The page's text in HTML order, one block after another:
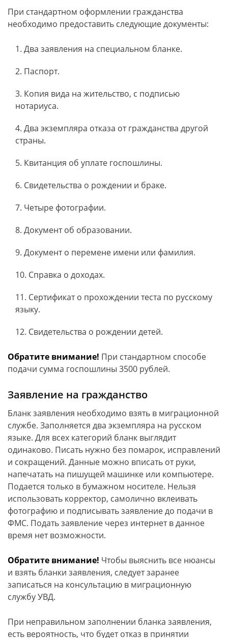
При стандартном оформлении гражданства
необходимо предоставить следующие документы:
Два заявления на специальном бланке.
Паспорт.
Копия вида на жительство, с подписью
нотариуса.
Два экземпляра отказа от гражданства другой
страны.
Квитанция об уплате госпошлины.
Свидетельства о рождении и браке.
Четыре фотографии.
Документ об образовании.
Документ о перемене имени или фамилия.
Справка о доходах.
Сертификат о прохождении теста по русскому
языку.
Свидетельства о рождении детей.
Обратите внимание! При стандартном способе
подачи сумма госпошлины 3500 рублей.
Заявление на гражданство
Бланк заявления необходимо взять в миграционной
службе. Заполняется два экземпляра на русском
языке. Для всех категорий бланк выглядит
одинаково. Писать нужно без помарок, исправлений
и сокращений. Данные можно вписать от руки,
напечатать на пишущей машинке или компьютере.
Подается только в бумажном носителе. Нельзя
использовать корректор, самолично вклеивать
фотографию и подписывать заявление до подачи в
ФМС. Подать заявление через интернет в данное
время нет возможности.
Обратите внимание! Чтобы выяснить все нюансы
и взять бланки заявления, следует заранее
записаться на консультацию в миграционную
службу УВД.
При неправильном заполнении бланка заявления,
есть вероятность, что будет отказ в принятии